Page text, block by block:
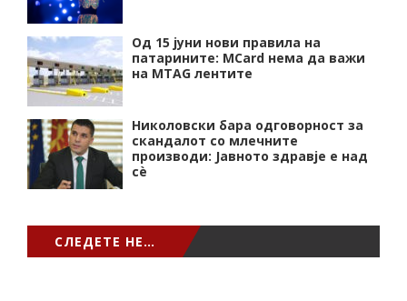
Од 15 јуни нови правила на
патарините: MCard нема да важи
на MTAG лентите
Николовски бара одговорност за
скандалот со млечните
производи: Јавното здравје е над
сѐ
СЛЕДЕТЕ НЕ…